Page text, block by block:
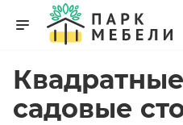
Квадратные
садовые